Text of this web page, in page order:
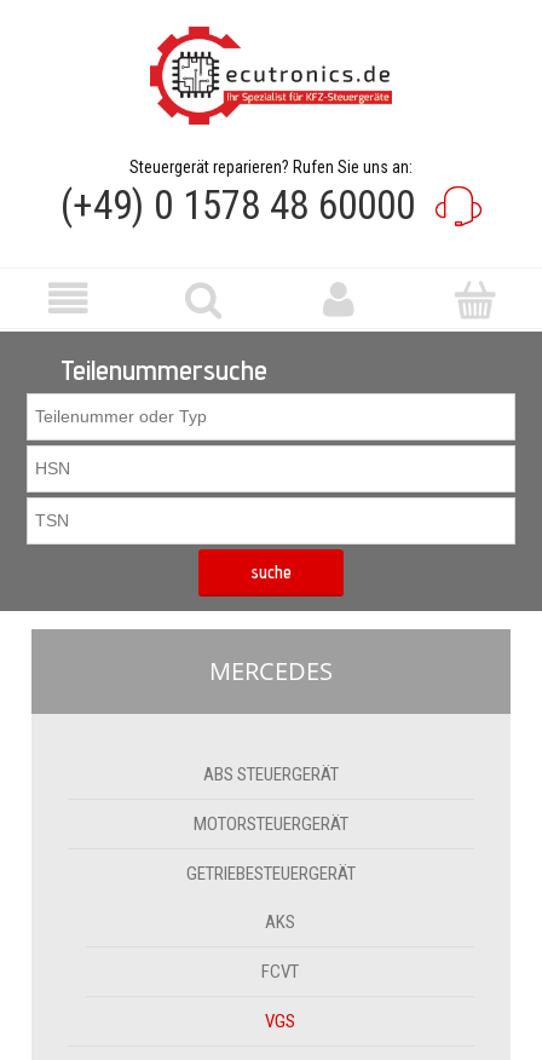
Steuergerät reparieren? Rufen Sie uns an:
(+49) 0 1578 48 60000
Teilenummersuche
suche
MERCEDES
ABS STEUERGERÄT
MOTORSTEUERGERÄT
GETRIEBESTEUERGERÄT
AKS
FCVT
VGS